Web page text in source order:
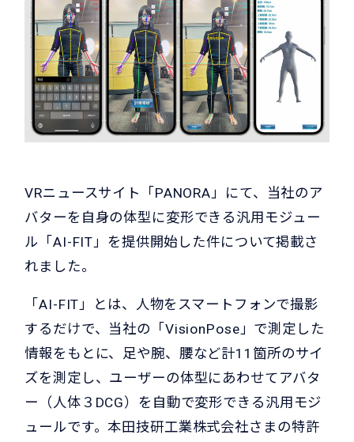
VRニュースサイト「PANORA」にて、当社のア
バターを自身の体型に変形できる汎用モジュー
ル「AI-FIT」を提供開始した件について掲載さ
れました。
「AI-FIT」とは、人物をスマートフォンで撮影
するだけで、当社の「VisionPose」で測定した
情報をもとに、足や腕、腰など計11箇所のサイ
ズを測定し、ユーザーの体型にあわせてアバタ
ー（人体３DCG）を自動で変形できる汎用モジ
ュールです。本田技研工業株式会社さまの特許